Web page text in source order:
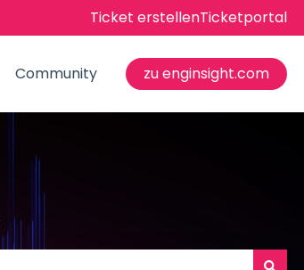
Ticket erstellenTicketportal
Community zu enginsight.com